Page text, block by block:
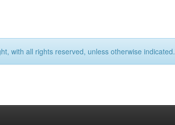
with all rights reserved, unless otherwise indicated.